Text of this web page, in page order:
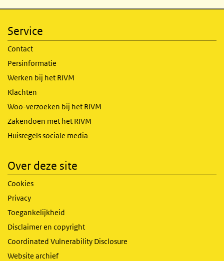
Service
Contact
Persinformatie
Werken bij het RIVM
Klachten
Woo-verzoeken bij het RIVM
Zakendoen met het RIVM
Huisregels sociale media
Over deze site
Cookies
Privacy
Toegankelijkheid
Disclaimer en copyright
Coordinated Vulnerability Disclosure
Website archief